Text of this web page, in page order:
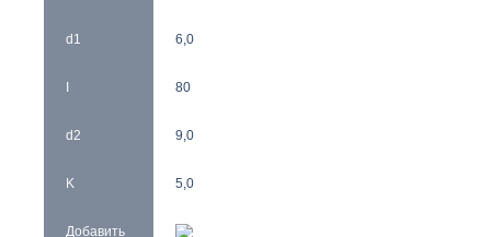
d1
I
d2
K
Добавить
6,0
80
9,0
5,0